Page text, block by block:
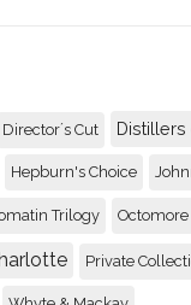
Director´s Cut Distillers
Hepburn's Choice
Trilogy Octomore
Private